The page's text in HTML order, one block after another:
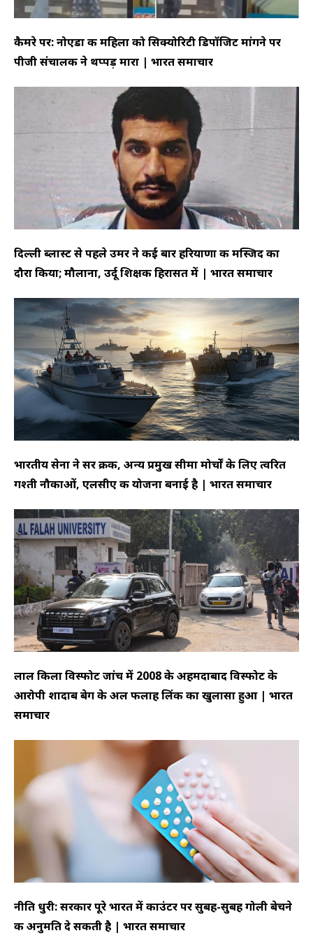
कैमरे पर: नोएडा की महिला को सिक्योरिटी डिपॉजिट मांगने पर
पीजी संचालक ने थप्पड़ मारा | भारत समाचार
दिल्ली ब्लास्ट से पहले उमर ने कई बार हरियाणा की मस्जिद का
दौरा किया; मौलाना, उर्दू शिक्षक हिरासत में | भारत समाचार
भारतीय सेना ने सर क्रीक, अन्य प्रमुख सीमा मोर्चों के लिए त्वरित
गश्ती नौकाओं, एलसीए की योजना बनाई है | भारत समाचार
लाल किला विस्फोट जांच में 2008 के अहमदाबाद विस्फोट के
आरोपी शादाब बेग के अल फलाह लिंक का खुलासा हुआ | भारत
समाचार
नीति धुरी: सरकार पूरे भारत में काउंटर पर सुबह-सुबह गोली बेचने
की अनुमति दे सकती है | भारत समाचार